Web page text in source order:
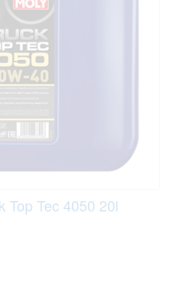
Top Tec 4050 20l